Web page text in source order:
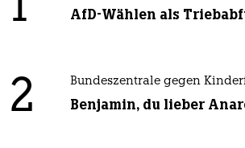
AfD-Wählen als
2 Bundeszentrale gegen
Benjamin, du lieber